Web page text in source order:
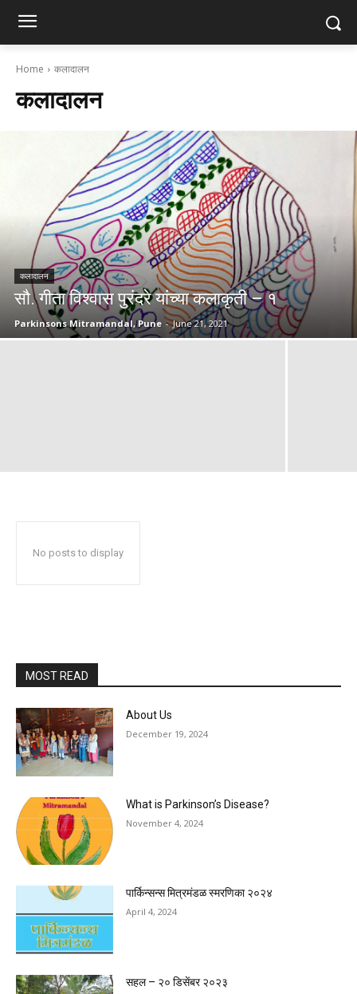
Home कलादालन
कलादालन
कलादालन
सौ. गीता विश्वास पुरंदरे यांच्या कलाकृती – १
Parkinsons Mitramandal, Pune - June 21, 2021
No posts to display
MOST READ
About Us
December 19, 2024
What is Parkinson’s Disease?
November 4, 2024
पार्किन्सन्स मित्रमंडळ स्मरणिका २०२४
April 4, 2024
सहल – २० डिसेंबर २०२३